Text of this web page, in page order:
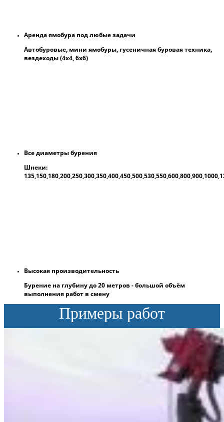
Аренда ямобура под любые задачи
Автобуровые, мини ямобуры, гусеничная буровая техника,
вездеходы (4х4, 6х6)
Все диаметры бурения
Шнеки:
Высокая производительность
Бурение на глубину до 20 метров - большой объём
выполнения работ в смену
Примеры работ